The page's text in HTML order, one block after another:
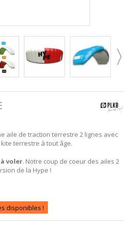
aile de traction terrestre 2 lignes avec
terrestre à tout âge.
voler. Notre coup de coeur des ailes 2
de la Hype !
disponibles !